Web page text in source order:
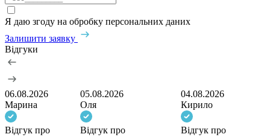
Я даю згоду на обробку персональних даних
Залишити заявку
Відгуки
06.08.2026
Марина
Відгук про
05.08.2026
Оля
Відгук про
04.08.2026
Кирило
Відгук про